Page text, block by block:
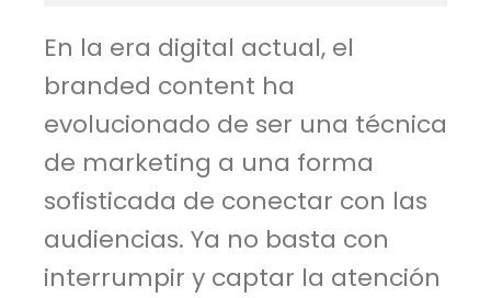
En la era digital actual, el
branded content ha
evolucionado de ser una técnica
de marketing a una forma
sofisticada de conectar con las
audiencias. Ya no basta con
interrumpir y captar la atención